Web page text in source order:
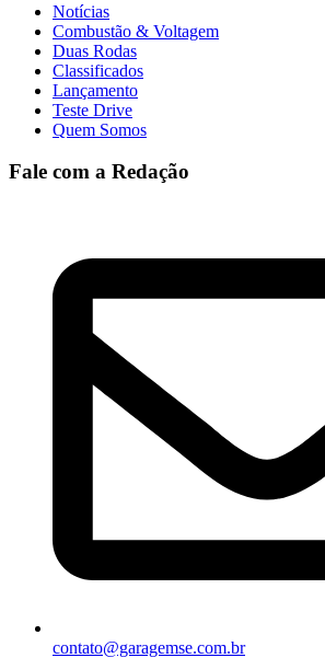
Notícias
Combustão & Voltagem
Duas Rodas
Classificados
Lançamento
Teste Drive
Quem Somos
Fale com a Redação
contato@garagemse.com.br